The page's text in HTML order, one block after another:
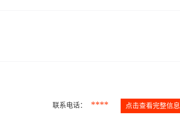
联系电话： **** 点击查看完整信息